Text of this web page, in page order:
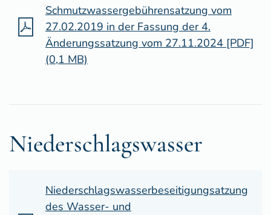
Schmutzwassergebührensatzung vom
27.02.2019 in der Fassung der 4.
Änderungssatzung vom 27.11.2024 [PDF]
(0,1 MB)
Niederschlagswasser
Niederschlagswasserbeseitigungsatzung
des Wasser- und